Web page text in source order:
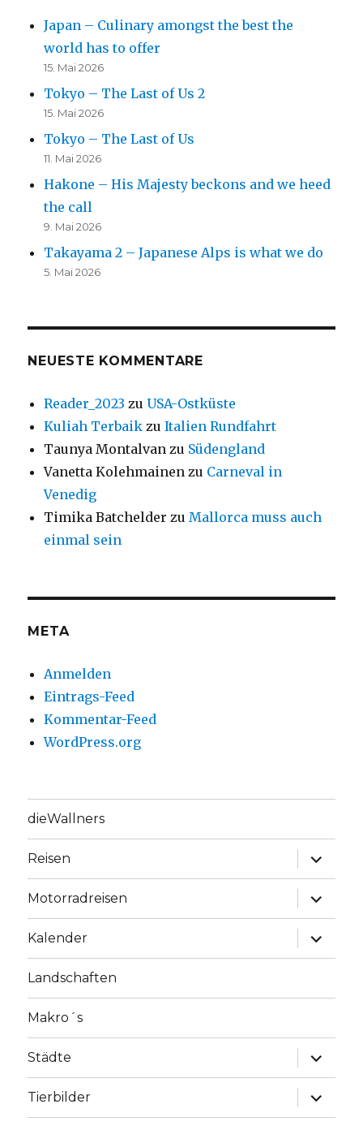
Japan – Culinary amongst the best the
world has to offer
15. Mai 2026
Tokyo – The Last of Us 2
15. Mai 2026
Tokyo – The Last of Us
11. Mai 2026
Hakone – His Majesty beckons and we heed
the call
9. Mai 2026
Takayama 2 – Japanese Alps is what we do
5. Mai 2026
NEUESTE KOMMENTARE
Reader_2023 zuUSA-Ostküste
Kuliah Terbaik zuItalien Rundfahrt
Taunya Montalvan zu Südengland
Vanetta Kolehmainen zu Carneval in
Venedig
Timika Batchelder zu Mallorca muss auch
einmal sein
META
Anmelden
Eintrags-Feed
Kommentar-Feed
WordPress.org
dieWallners
Reisen
Motorradreisen
Kalender
Landschaften
Makro´s
Städte
Tierbilder